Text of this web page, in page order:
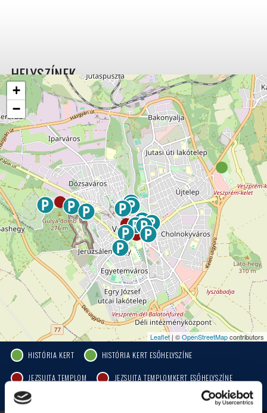
+
−
Leaflet| ©OpenStreetMapcontributors
HELYSZÍNEK
HISTÓRIA KERT HISTÓRIA KERT ESŐHELYSZÍNE
JEZSUITA TEMPLOM JEZSUITA TEMPLOMKERT ESŐHELYSZÍNE
ROZÉ, RIZLING, JAZZ FESZTIVÁL